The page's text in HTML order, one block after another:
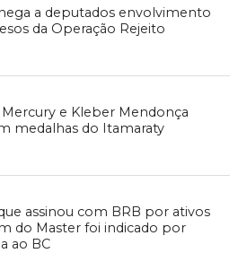
a deputados envolvimento
da Operação Rejeito
Mercury e Kleber Mendonça
medalhas do Itamaraty
assinou com BRB por ativos
do Master foi indicado por
ao BC